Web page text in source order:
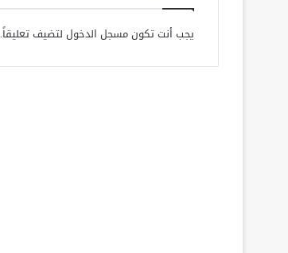
يجب أنت تكونمسجل الدخول لتضيف تعليقاً.